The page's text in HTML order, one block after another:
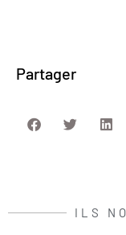
Partager
ILS